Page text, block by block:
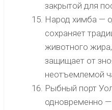
закрытой для
Народ химба —
сохраняет
животного
защищает от
неотъемлемой
Рыбный порт
одновременно